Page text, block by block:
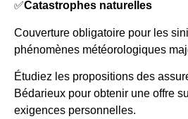
✅Catastrophes naturelles
Couverture obligatoire pour les
phénomènes météorologiques
Étudiez les propositions des
Bédarieux pour obtenir une offre
exigences personnelles.